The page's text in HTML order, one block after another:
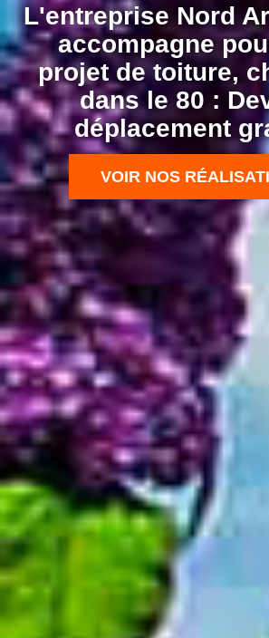
L'entreprise Nord
accompagne
projet de toiture,
dans le 80 :
déplacement
VOIR NOS